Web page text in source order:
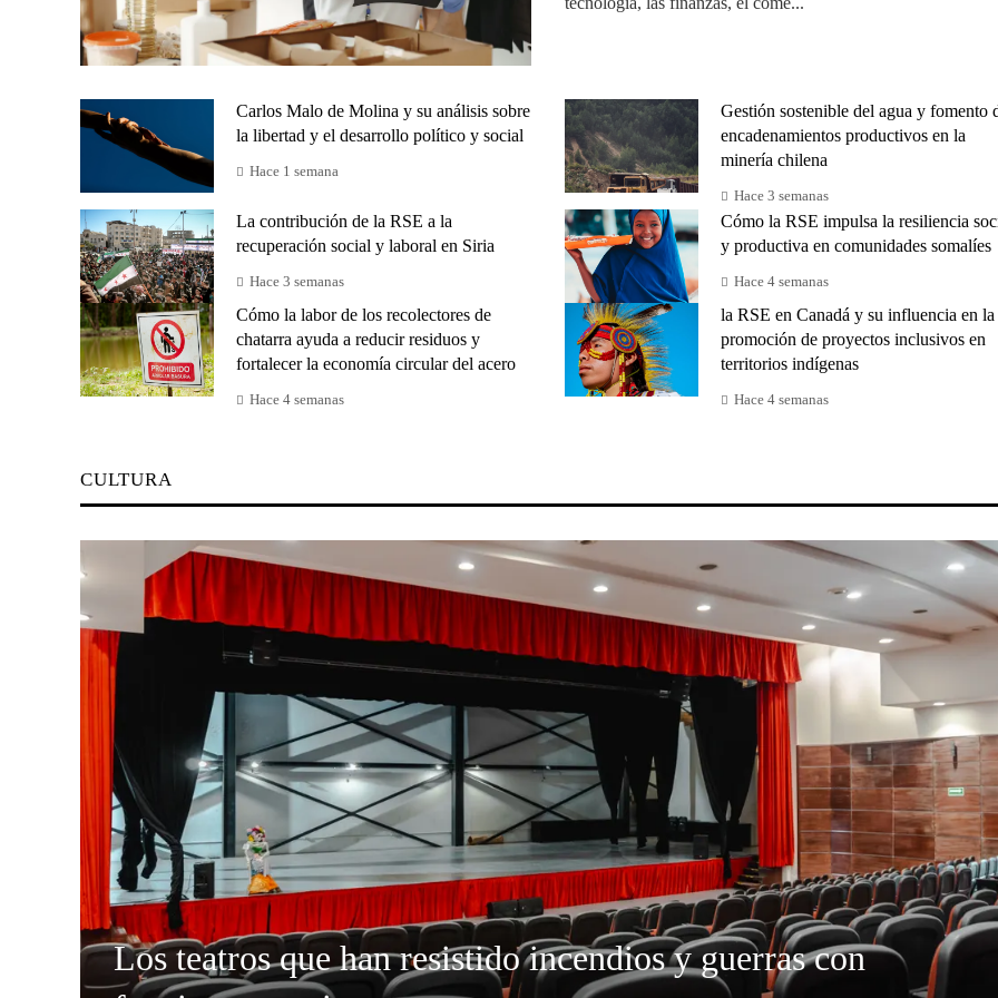
Carlos Malo de Molina y su análisis sobre
la libertad y el desarrollo político y social
Hace 1 semana
Gestión sostenible del agua y fomento
encadenamientos productivos en la
minería chilena
Hace 3 semanas
La contribución de la RSE a la
recuperación social y laboral en Siria
Hace 3 semanas
Cómo la RSE impulsa la resiliencia
y productiva en comunidades somalíes
Hace 4 semanas
Cómo la labor de los recolectores de
chatarra ayuda a reducir residuos y
fortalecer la economía circular del acero
Hace 4 semanas
la RSE en Canadá y su influencia en la
promoción de proyectos inclusivos en
territorios indígenas
Hace 4 semanas
CULTURA
Los teatros que han resistido incendios y guerras con